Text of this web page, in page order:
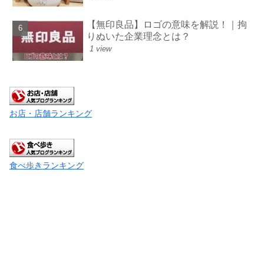
【無印良品】ロゴの意味を解説！｜拘
りぬいた企業理念とは？
1 view
お店・店舗ランキング
食べ歩きランキング